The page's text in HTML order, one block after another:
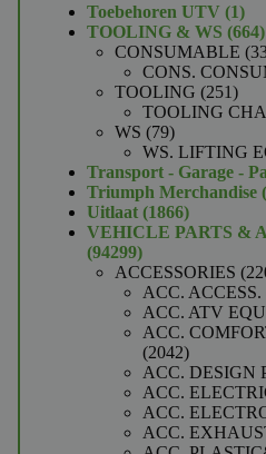
Toebehoren UTV 11
TOOLING & WS 664
CONSUMABLE
CONS.
TOOLING 251251
TOOLING
WS 7979
producten
WS. LIFTING
Transport - Garage -
Triumph Merchandise
Uitlaat 18661866
producten
VEHICLE PARTS &
9429994299
producten
ACCESSORIES
ACC. ACCESS.
ACC. ATV
ACC.
20422042
producten
ACC. DESIGN
ACC.
ACC.
ACC.